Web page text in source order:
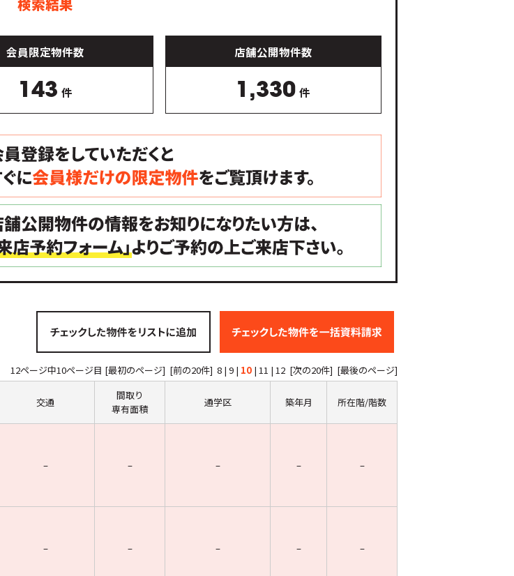
会員限定物件数
143 件
店舗公開物件数
1,330 件
12ページ中10ページ目 [最初のページ] [前の20件] 8 | 9 | 10 | 11 | 12 [次の20件] [最後のページ]
交通
間取り
専有面積
通学区 築年月 所在階/階数
– – – – –
– – – – –